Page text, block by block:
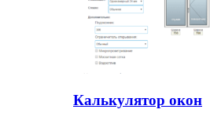
Калькулятор окон